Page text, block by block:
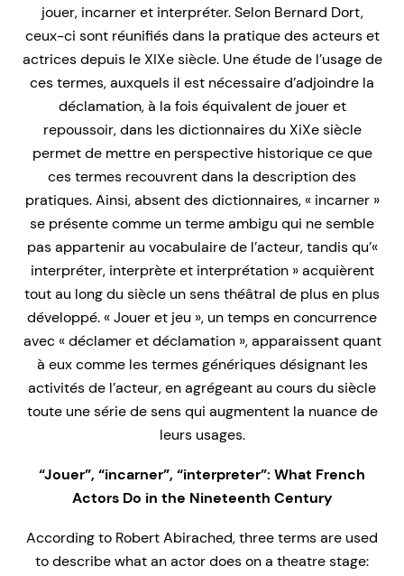
jouer, incarner et interpréter. Selon Bernard Dort,
ceux-ci sont réunifiés dans la pratique des acteurs et
actrices depuis le XIXe siècle. Une étude de l’usage de
ces termes, auxquels il est nécessaire d’adjoindre la
déclamation, à la fois équivalent de jouer et
repoussoir, dans les dictionnaires du XiXe siècle
permet de mettre en perspective historique ce que
ces termes recouvrent dans la description des
pratiques. Ainsi, absent des dictionnaires, « incarner »
se présente comme un terme ambigu qui ne semble
pas appartenir au vocabulaire de l’acteur, tandis qu’«
interpréter, interprète et interprétation » acquièrent
tout au long du siècle un sens théâtral de plus en plus
développé. « Jouer et jeu », un temps en concurrence
avec « déclamer et déclamation », apparaissent quant
à eux comme les termes génériques désignant les
activités de l’acteur, en agrégeant au cours du siècle
toute une série de sens qui augmentent la nuance de
leurs usages.
“Jouer”, “incarner”, “interpreter”: What French
Actors Do in the Nineteenth Century
According to Robert Abirached, three terms are used
to describe what an actor does on a theatre stage: